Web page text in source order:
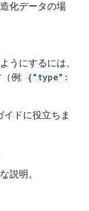
化データの場
うにするには、
例: {"type":
ドに役立ちま
説明。